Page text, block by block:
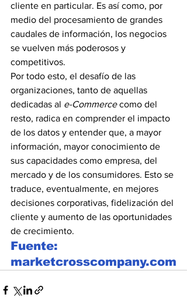
cliente en particular. Es así como, por
medio del procesamiento de grandes
caudales de información, los negocios
se vuelven más poderosos y
competitivos.
Por todo esto, el desafío de las
organizaciones, tanto de aquellas
dedicadas al e-Commerce como del
resto, radica en comprender el impacto
de los datos y entender que, a mayor
información, mayor conocimiento de
sus capacidades como empresa, del
mercado y de los consumidores. Esto se
traduce, eventualmente, en mejores
decisiones corporativas, fidelización del
cliente y aumento de las oportunidades
de crecimiento.
Fuente:
marketcrosscompany.com